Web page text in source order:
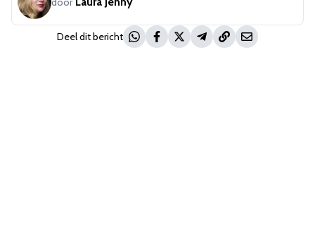
Deel dit bericht